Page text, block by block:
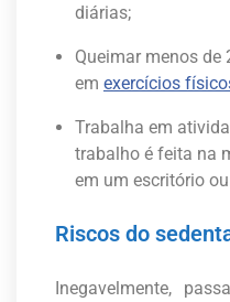
diárias;
Queimar menos de
em exercícios
Trabalha em
trabalho é feita na
em um escritório
Riscos do
Inegavelmente,